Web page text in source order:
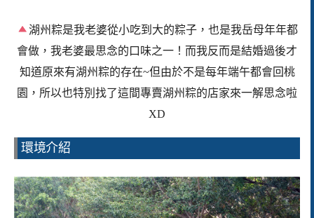
湖州粽是我老婆從小吃到 大的粽子，也是我岳母年年都
會做，我老婆最思念的口味之一！ 而我反而是結婚過後才
知道原來有湖州粽的存在~但由於不是每年端午都會回桃
園，所以也特別找了這間專賣湖州粽的店家來一解思念啦
XD
環境介紹